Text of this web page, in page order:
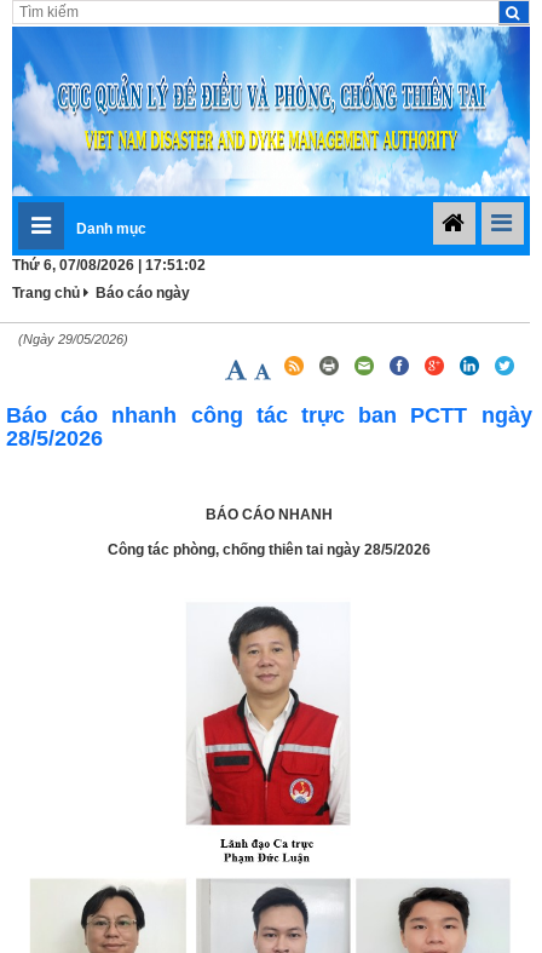
Danh mục
Thứ 6, 07/08/2026 | 17:51:02
Trang chủ
Báo cáo ngày
(Ngày 29/05/2026)
Báo cáo nhanh công tác trực ban PCTT ngày
28/5/2026
BÁO CÁO NHANH
Công tác phòng, chống thiên tai ngày 28/5/2026